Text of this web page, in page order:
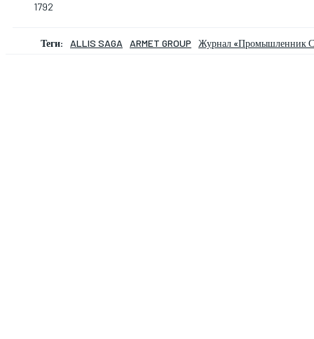
1792
Теги: ALLIS SAGA ARMET GROUP Журнал «Промышленник